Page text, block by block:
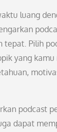
luang
tepat. Pilih
yang
podcast
dapat